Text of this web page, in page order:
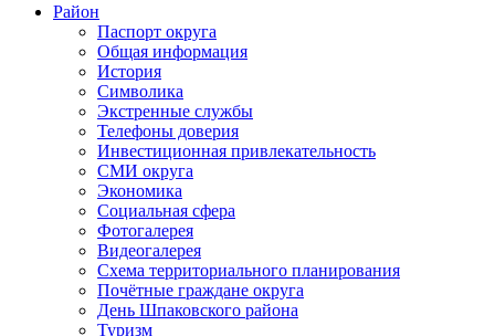
Район
Паспорт округа
Общая информация
История
Символика
Экстренные службы
Телефоны доверия
Инвестиционная привлекательность
СМИ округа
Экономика
Социальная сфера
Фотогалерея
Видеогалерея
Схема территориального планирования
Почётные граждане округа
День Шпаковского района
Туризм